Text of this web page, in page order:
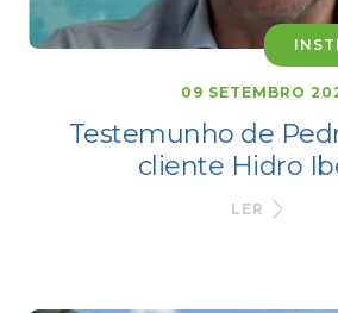
09 SETEMBRO
Testemunho de
cliente Hidro
LER